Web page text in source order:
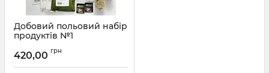
Добовий польовий набір
продуктів №1
420,00 грн